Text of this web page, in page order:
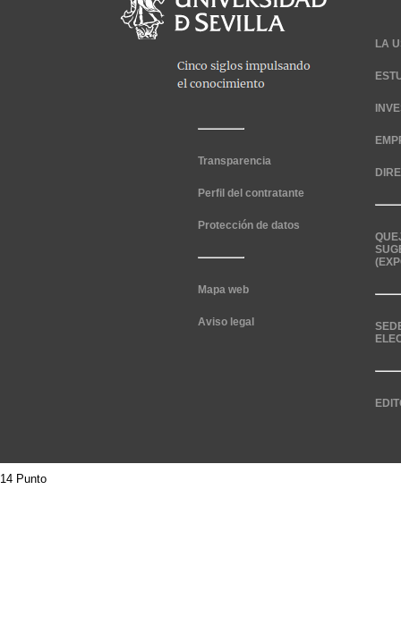
Transparencia
Perfil del contratante
Protección de datos
Mapa web
Aviso legal
LA
14 Punto